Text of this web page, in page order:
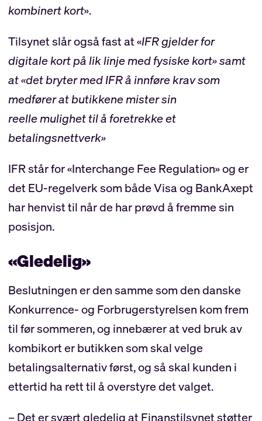
kombinert kort».
Tilsynet slår også fast at «IFR gjelder for
digitale kort på lik linje med fysiske kort» samt
at «det bryter med IFR å innføre krav som
medfører at butikkene mister sin
reelle mulighet til å foretrekke et
betalingsnettverk»
IFR står for «Interchange Fee Regulation» og er
det EU-regelverk som både Visa og BankAxept
har henvist til når de har prøvd å fremme sin
posisjon.
«Gledelig»
Beslutningen er den samme som den danske
Konkurrence- og Forbrugerstyrelsen kom frem
til før sommeren, og innebærer at ved bruk av
kombikort er butikken som skal velge
betalingsalternativ først, og så skal kunden i
ettertid ha rett til å overstyre det valget.
– Det er svært gledelig at Finanstilsynet støtter